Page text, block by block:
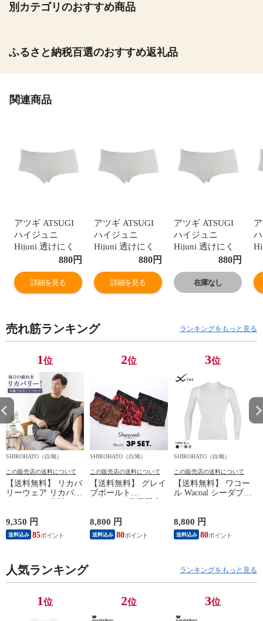
別カテゴリのおすすめ商品
ふるさと納税百選のおすすめ返礼品
関連商品
アツギ ATSUGI
ハイジュニ
Hijuni 透けにく
い ボーダー柄 シ
ョーツ パンツ 綿
混 ひびきにくい
ジュニア 女の子
880円
詳細を見る
アツギ ATSUGI
ハイジュニ
Hijuni 透けにく
い ボーダー柄 シ
ョーツ パンツ 綿
混 ひびきにくい
ジュニア 女の子
880円
詳細を見る
アツギ ATSUGI
ハイジュニ
Hijuni 透けにく
い ボーダー柄 シ
ョーツ パンツ 綿
混 ひびきにくい
ジュニア 女の子
880円
在庫なし
売れ筋ランキング ランキングをもっと見る
1位
SHIROHATO（白鳩）
この販売店の送料について
【送料無料】 リカバ
リーウェア リカバリ
ームウェア パジャマ
リカバリーケア 7分
丈パンツ 疲労回復
9,350 円
送料込み 85
2位
SHIROHATO（白鳩）
この販売店の送料について
【送料無料】 グレイ
ブボールト
サーパンツ おまかせ
3P 福袋 ショート ロ
ーライズ 3枚セット
8,800 円
送料込み 80
3位
SHIROHATO（白鳩）
この販売店の送料について
【送料無料】 ワコー
ル Wacoal シーダブリ
JYURYU 柔流 ジュウ
リュウ メンズ トッ
プ SML ハイネック
8,800 円
送料込み 80
人気ランキング ランキングをもっと見る
1位 2位 3位